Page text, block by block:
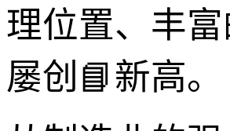
理位置、丰
屡创📘新高。